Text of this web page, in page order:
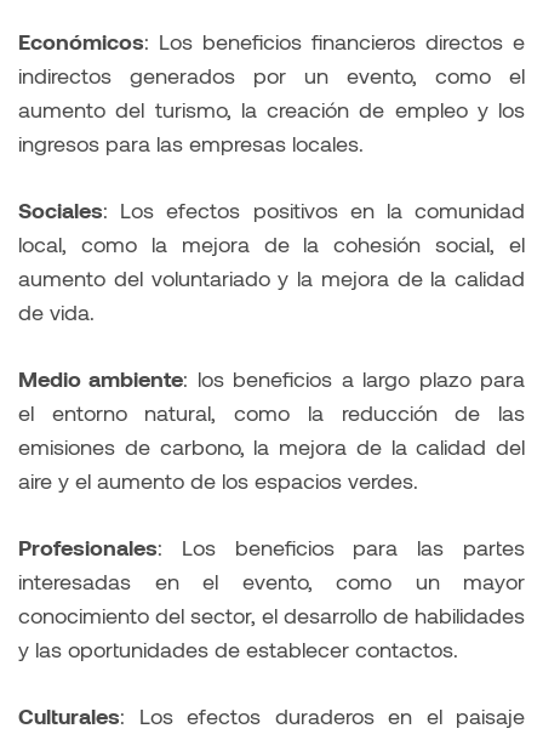
Económicos: Los beneficios financieros directos e
indirectos generados por un evento, como el
aumento del turismo, la creación de empleo y los
ingresos para las empresas locales.
Sociales: Los efectos positivos en la comunidad
local, como la mejora de la cohesión social, el
aumento del voluntariado y la mejora de la calidad
de vida.
Medio ambiente: los beneficios a largo plazo para
el entorno natural, como la reducción de las
emisiones de carbono, la mejora de la calidad del
aire y el aumento de los espacios verdes.
Profesionales: Los beneficios para las partes
interesadas en el evento, como un mayor
conocimiento del sector, el desarrollo de habilidades
y las oportunidades de establecer contactos.
Culturales: Los efectos duraderos en el paisaje